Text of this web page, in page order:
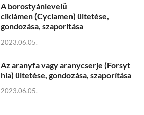
A borostyánlevelű
ciklámen (Cyclamen) ültetése,
gondozása, szaporítása
2023.06.05.
Az aranyfa vagy aranycserje (Forsyt
hia) ültetése, gondozása, szaporítása
2023.06.05.